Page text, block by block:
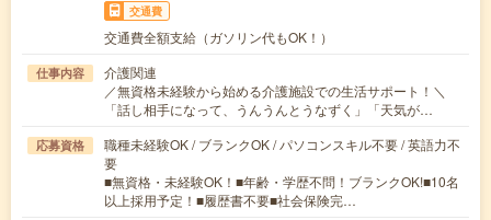
交通費
交通費全額支給（ガソリン代もOK！）
仕事内容
介護関連
／無資格未経験から始める介護施設での生活サポート！＼
「話し相手になって、うんうんとうなずく」「天気が…
応募資格
職種未経験OK / ブランクOK / パソコンスキル不要 / 英語力不
要
■無資格・未経験OK！■年齢・学歴不問！ブランクOK!■10名
以上採用予定！■履歴書不要■社会保険完…